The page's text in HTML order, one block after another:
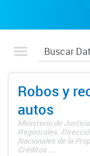
Robos y
autos
Ministerio de
Registrales.
Nacionales de la
Créditos ...